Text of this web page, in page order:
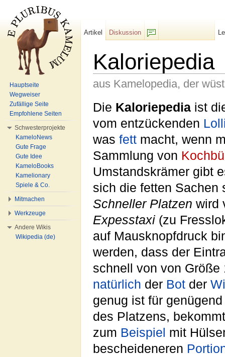
Kaloriepedia
aus Kamelopedia, der
Die Kaloriepedia ist
vom entzückenden
was fett macht, wenn
Sammlung von
Umstandskrämer gibt
sich die fetten
Schneller Platzen wird
Expesstaxi (zu
auf Mausknopfdruck
werden, dass der
schnell von von Größe
natürlich der Bot der
genug ist für
des Platzens,
zum Beispiel mit
bescheideneren
Artikel
Diskussion
Hauptseite
Wegweiser
Zufällige Seite
Empfohlene Seiten
Schwesterprojekte
KameloNews
Gute Frage
Gute Idee
KameloBooks
Kamelionary
Spiele & Co.
Mitmachen
Werkzeuge
Andere Wikis
Wikipedia (de)